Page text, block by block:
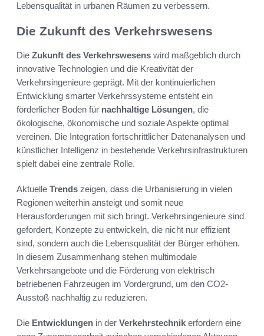
Lebensqualität in urbanen Räumen zu verbessern.
Die Zukunft des Verkehrswesens
Die Zukunft des Verkehrswesens wird maßgeblich durch
innovative Technologien und die Kreativität der
Verkehrsingenieure geprägt. Mit der kontinuierlichen
Entwicklung smarter Verkehrssysteme entsteht ein
förderlicher Boden für nachhaltige Lösungen, die
ökologische, ökonomische und soziale Aspekte optimal
vereinen. Die Integration fortschrittlicher Datenanalysen und
künstlicher Intelligenz in bestehende Verkehrsinfrastrukturen
spielt dabei eine zentrale Rolle.
Aktuelle Trends zeigen, dass die Urbanisierung in vielen
Regionen weiterhin ansteigt und somit neue
Herausforderungen mit sich bringt. Verkehrsingenieure sind
gefordert, Konzepte zu entwickeln, die nicht nur effizient
sind, sondern auch die Lebensqualität der Bürger erhöhen.
In diesem Zusammenhang stehen multimodale
Verkehrsangebote und die Förderung von elektrisch
betriebenen Fahrzeugen im Vordergrund, um den CO2-
Ausstoß nachhaltig zu reduzieren.
Die Entwicklungen in der Verkehrstechnik erfordern eine